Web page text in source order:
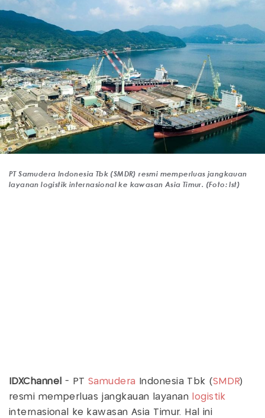
PT Samudera Indonesia Tbk (SMDR) resmi memperluas jangkauan
layanan logistik internasional ke kawasan Asia Timur. (Foto: Ist)
IDXChannel - PTSamudera Indonesia Tbk (SMDR)
resmi memperluas jangkauan layanan
logistik
internasional ke kawasan Asia Timur. Hal ini